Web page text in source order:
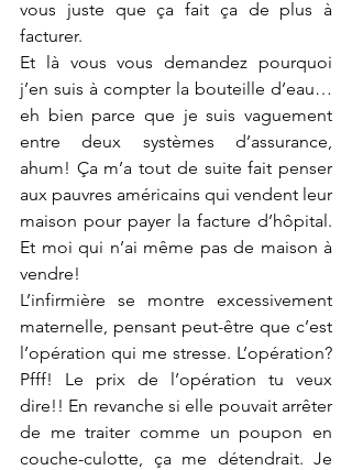
vous juste que ça fait ça de plus à
facturer.
Et là vous vous demandez pourquoi
j’en suis à compter la bouteille d’eau…
eh bien parce que je suis vaguement
entre deux systèmes d’assurance,
ahum! Ça m’a tout de suite fait penser
aux pauvres américains qui vendent leur
maison pour payer la facture d’hôpital.
Et moi qui n’ai même pas de maison à
vendre!
L’infirmière se montre excessivement
maternelle, pensant peut-être que c’est
l’opération qui me stresse. L’opération?
Pfff! Le prix de l’opération tu veux
dire!! En revanche si elle pouvait arrêter
de me traiter comme un poupon en
couche-culotte, ça me détendrait. Je